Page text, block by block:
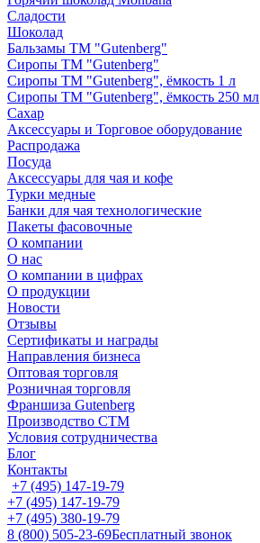
Сладости
Шоколад
Бальзамы ТМ "Gutenberg"
Сиропы ТМ "Gutenberg"
Сиропы ТМ "Gutenberg", ёмкость 1 л
Сиропы ТМ "Gutenberg", ёмкость 250 мл
Сахар
Аксессуары и Торговое оборудование
Распродажа
Посуда
Аксессуары для чая и кофе
Турки медные
Банки для чая технологические
Пакеты фасовочные
О компании
О нас
О компании в цифрах
О продукции
Новости
Отзывы
Сертификаты и награды
Направления бизнеса
Оптовая торговля
Розничная торговля
Франшиза Gutenberg
Производство СТМ
Условия сотрудничества
Блог
Контакты
+7 (495) 147-19-79
+7 (495) 147-19-79
+7 (495) 380-19-79
8 (800) 505-23-69Бесплатный звонок